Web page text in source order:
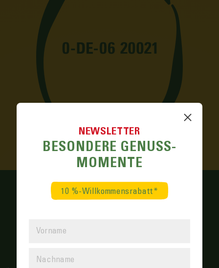
STALLCODE EINGEBEN
0-DE-06
NEWSLETTER
BESONDERE GENUSS­
MOMENTE
10 %-Willkommensrabatt*